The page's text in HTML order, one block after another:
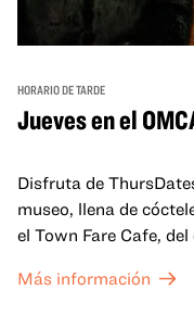
HORARIO DE TARDE
Jueves en el
Disfruta de
museo, llena de
el Town Fare Cafe,
fondo, o explora las
Más información